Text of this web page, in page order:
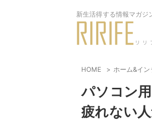
新生活得する情報マガジ
HOME ホーム&イン
パソコン
疲れない